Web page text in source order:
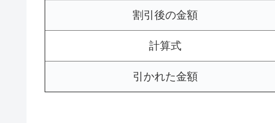
割引後の金額
計算式
引かれた金額